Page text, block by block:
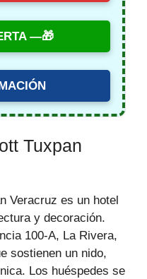
—
Tuxpan
Veracruz es un hotel
y decoración.
100-A, La Rivera,
sostienen un nido,
Los huéspedes se